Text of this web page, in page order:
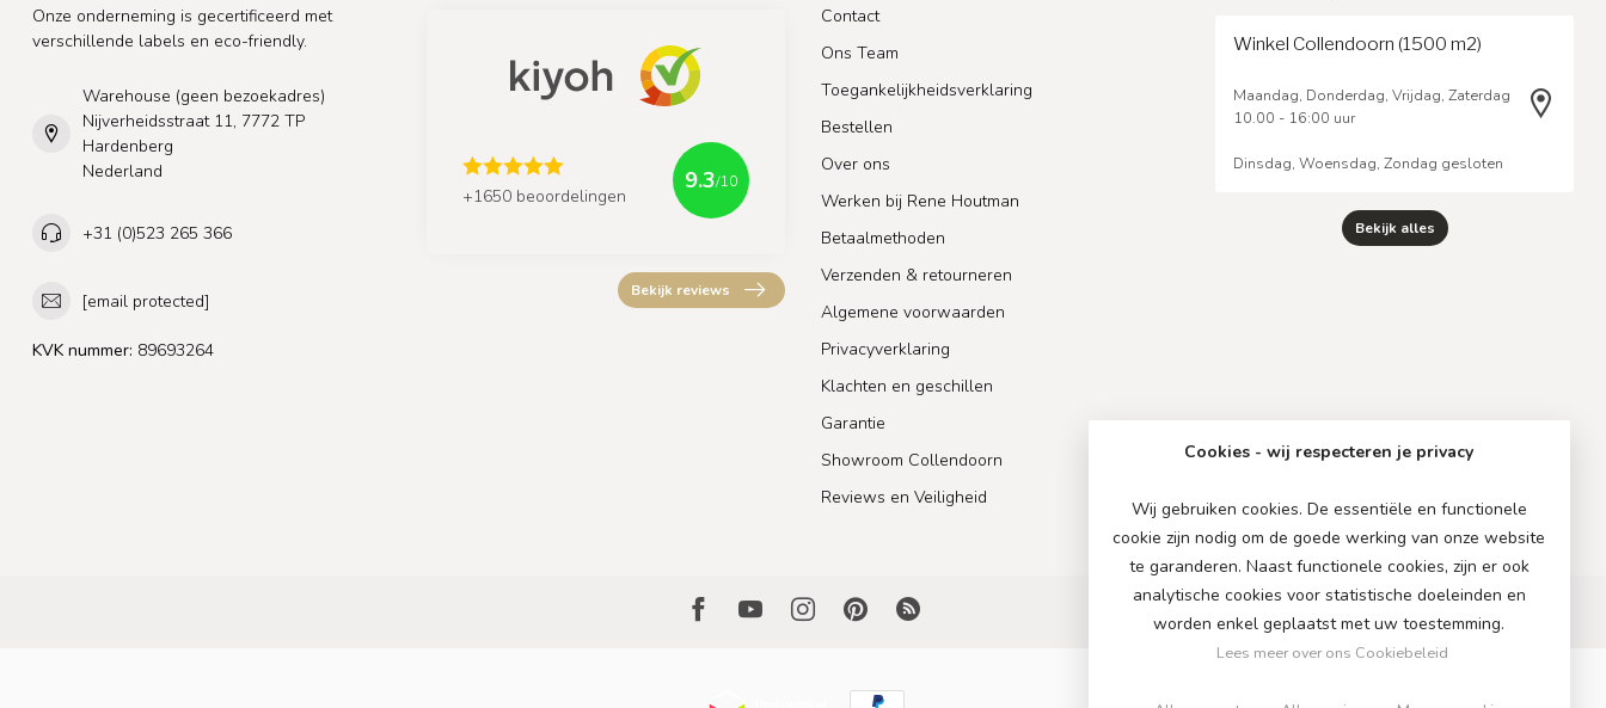
Onze onderneming is gecertificeerd met
verschillende labels en eco-friendly.
Warehouse (geen bezoekadres)
Nijverheidsstraat 11, 7772 TP
Hardenberg
Nederland
+31 (0)523 265 366
[email protected]
KVK nummer: 89693264
+1650 beoordelingen
9.3/10
Bekijk reviews
Contact
Ons Team
Toegankelijkheidsverklaring
Bestellen
Over ons
Werken bij Rene Houtman
Betaalmethoden
Verzenden & retourneren
Algemene voorwaarden
Privacyverklaring
Klachten en geschillen
Garantie
Showroom Collendoorn
Reviews en Veiligheid
Winkel Collendoorn (1500 m2)
Maandag, Donderdag, Vrijdag, Zaterdag
10.00 - 16:00 uur
Dinsdag, Woensdag, Zondag gesloten
Bekijk alles
Cookies - wij respecteren je privacy
Wij gebruiken cookies. De essentiële en functionele
cookie zijn nodig om de goede werking van onze website
te garanderen. Naast functionele cookies, zijn er ook
analytische cookies voor statistische doeleinden en
worden enkel geplaatst met uw toestemming.
Lees meer over ons Cookiebeleid